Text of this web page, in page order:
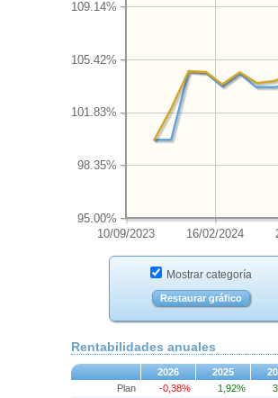
10/09/2023 16/02/2024
95.00%
98.35%
101.83%
105.42%
109.14%
Mostrar categoría
Restaurar gráfico
Rentabilidades anuales
2026 2025
Plan -0,38% 1,92%